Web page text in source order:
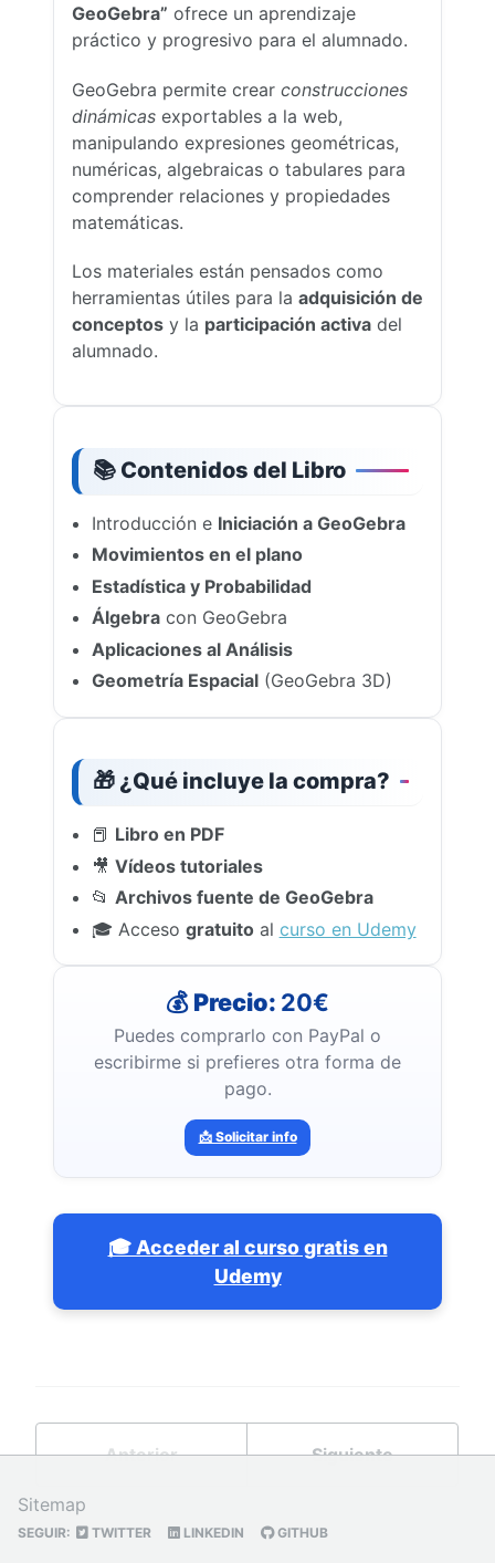
GeoGebra” ofrece un aprendizaje
práctico y progresivo para el alumnado.
GeoGebra permite crear construcciones
dinámicas exportables a la web,
manipulando expresiones geométricas,
numéricas, algebraicas o tabulares para
comprender relaciones y propiedades
matemáticas.
Los materiales están pensados como
herramientas útiles para la adquisición de
conceptos y la participación activa del
alumnado.
📚 Contenidos del Libro
Introducción e Iniciación a GeoGebra
Movimientos en el plano
Estadística y Probabilidad
Álgebracon GeoGebra
Aplicaciones al Análisis
Geometría Espacial(GeoGebra 3D)
🎁 ¿Qué incluye la compra?
📕 Libro en PDF
🎥 Vídeos tutoriales
📂 Archivos fuente de GeoGebra
🎓 Acceso gratuitoal curso en Udemy
💰 Precio: 20€
Puedes comprarlo con PayPal o
escribirme si prefieres otra forma de
pago.
📩 Solicitar info
🎓 Acceder al curso gratis en
Udemy
Anterior Siguiente
Sitemap
SEGUIR: TWITTER LINKEDIN GITHUB